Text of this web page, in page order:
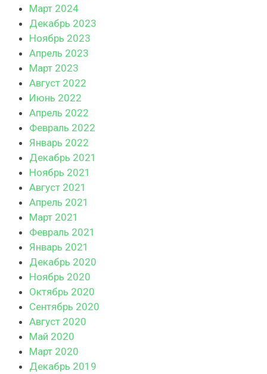
Март 2024
Декабрь 2023
Ноябрь 2023
Апрель 2023
Март 2023
Август 2022
Июнь 2022
Апрель 2022
Февраль 2022
Январь 2022
Декабрь 2021
Ноябрь 2021
Август 2021
Апрель 2021
Март 2021
Февраль 2021
Январь 2021
Декабрь 2020
Ноябрь 2020
Октябрь 2020
Сентябрь 2020
Август 2020
Май 2020
Март 2020
Декабрь 2019